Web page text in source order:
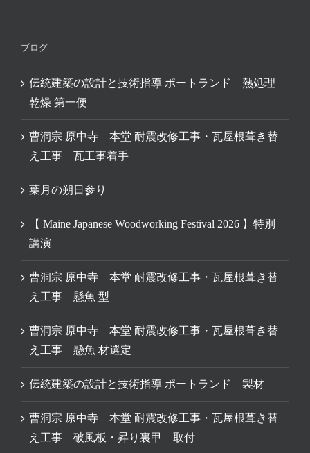
ブログ
伝統建築の設計と技術指導 ポートランド 熱処理
乾燥 第一便
曹洞宗 原中寺 本堂 耐震改修工事・瓦屋根葺き替
え工事 瓦工事着手
葉月の朔日参り
【 Maine Japanese Woodworking Festival 2026 】特別
講演
曹洞宗 原中寺 本堂 耐震改修工事・瓦屋根葺き替
え工事 懸魚 型
曹洞宗 原中寺 本堂 耐震改修工事・瓦屋根葺き替
え工事 懸魚 材選定
伝統建築の設計と技術指導 ポートランド 製材
曹洞宗 原中寺 本堂 耐震改修工事・瓦屋根葺き替
え工事 破風板・昇り裏甲 取付